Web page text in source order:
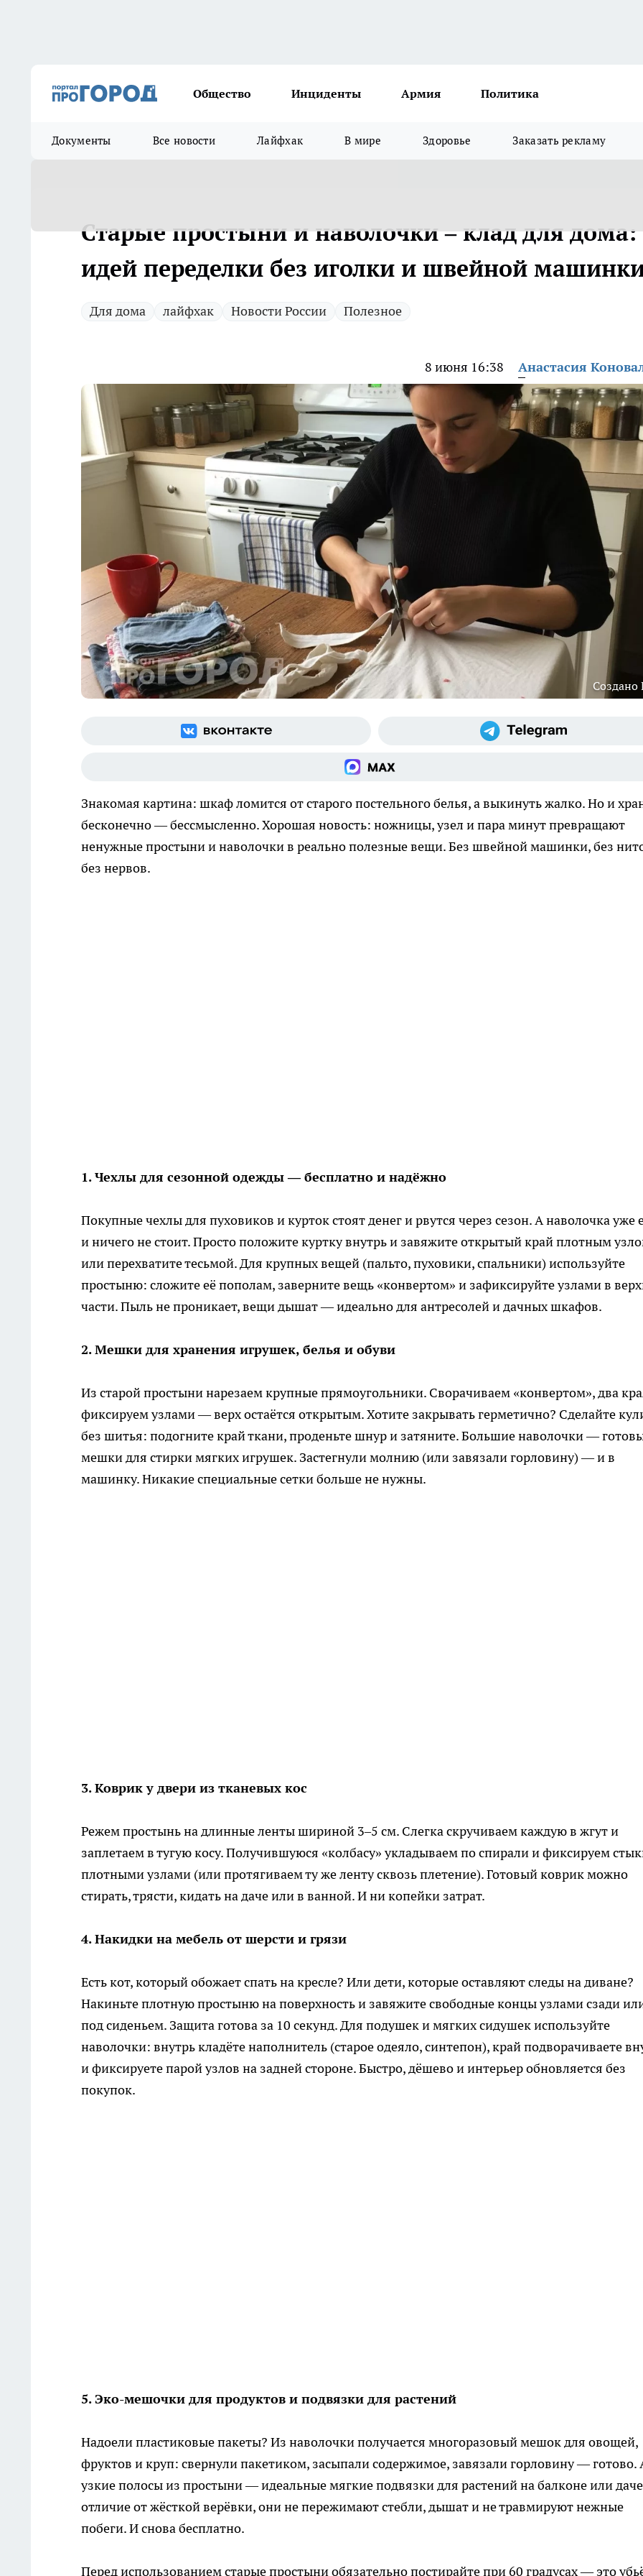
Общество Инциденты Армия Политика
Документы Все новости Лайфхак В мире Здоровье Заказать рекламу
Старые простыни и наволочки – клад для дома:
идей переделки без иголки и швейной
Для дома лайфхак Новости России Полезное
8 июня 16:38 Анастасия
Знакомая картина: шкаф ломится от старого постельного белья, а выкинуть жалко. Но и
бесконечно — бессмысленно. Хорошая новость: ножницы, узел и пара минут превращают
ненужные простыни и наволочки в реально полезные вещи. Без швейной машинки, без
без нервов.
1. Чехлы для сезонной одежды — бесплатно и надёжно
Покупные чехлы для пуховиков и курток стоят денег и рвутся через сезон. А наволочка уже
и ничего не стоит. Просто положите куртку внутрь и завяжите открытый край плотным
или перехватите тесьмой. Для крупных вещей (пальто, пуховики, спальники) используйте
простыню: сложите её пополам, заверните вещь «конвертом» и зафиксируйте узлами в
части. Пыль не проникает, вещи дышат — идеально для антресолей и дачных шкафов.
2. Мешки для хранения игрушек, белья и обуви
Из старой простыни нарезаем крупные прямоугольники. Сворачиваем «конвертом», два
фиксируем узлами — верх остаётся открытым. Хотите закрывать герметично? Сделайте
без шитья: подогните край ткани, проденьте шнур и затяните. Большие наволочки —
мешки для стирки мягких игрушек. Застегнули молнию (или завязали горловину) — и в
машинку. Никакие специальные сетки больше не нужны.
3. Коврик у двери из тканевых кос
Режем простынь на длинные ленты шириной 3–5 см. Слегка скручиваем каждую в жгут и
заплетаем в тугую косу. Получившуюся «колбасу» укладываем по спирали и фиксируем
плотными узлами (или протягиваем ту же ленту сквозь плетение). Готовый коврик можно
стирать, трясти, кидать на даче или в ванной. И ни копейки затрат.
4. Накидки на мебель от шерсти и грязи
Есть кот, который обожает спать на кресле? Или дети, которые оставляют следы на диване?
Накиньте плотную простыню на поверхность и завяжите свободные концы узлами сзади
под сиденьем. Защита готова за 10 секунд. Для подушек и мягких сидушек используйте
наволочки: внутрь кладёте наполнитель (старое одеяло, синтепон), край подворачиваете
и фиксируете парой узлов на задней стороне. Быстро, дёшево и интерьер обновляется без
покупок.
5. Эко-мешочки для продуктов и подвязки для растений
Надоели пластиковые пакеты? Из наволочки получается многоразовый мешок для овощей,
фруктов и круп: свернули пакетиком, засыпали содержимое, завязали горловину — готово.
узкие полосы из простыни — идеальные мягкие подвязки для растений на балконе или
отличие от жёсткой верёвки, они не пережимают стебли, дышат и не травмируют нежные
побеги. И снова бесплатно.
Перед использованием старые простыни обязательно постирайте при 60 градусах — это